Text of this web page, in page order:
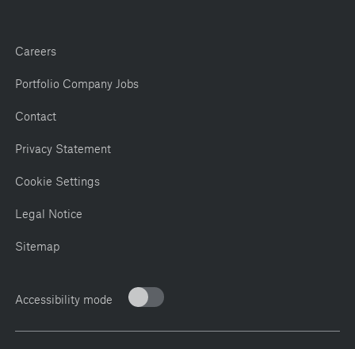
Careers
Portfolio Company Jobs
Contact
Privacy Statement
Cookie Settings
Legal Notice
Sitemap
Accessibility mode